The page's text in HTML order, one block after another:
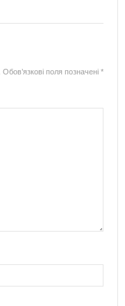
Обов’язкові поля позначені *